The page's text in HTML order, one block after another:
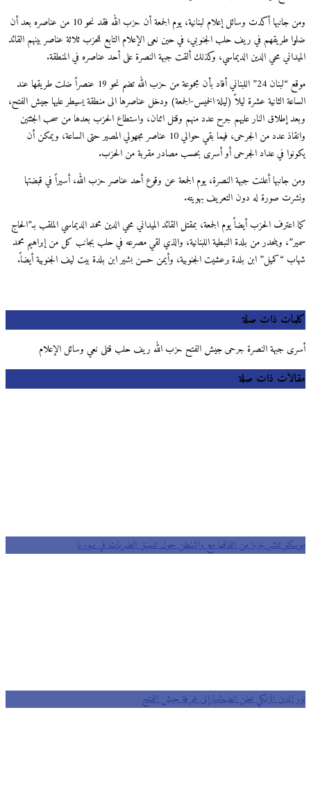
ومن جانبها أكدت وسائل إعلام لبنانية، يوم الجمعة أن حزب الله فقد نحو 10 من عناصره بعد أن
ضلوا طريقهم في ريف حلب الجنوبي، في حين نعى الإعلام التابع للحزب ثلاثة عناصر بينهم القائد
الميداني محي الدين الديماسي، وكذلك ألقت جبهة النصرة على أحد عناصره في المنطقة.
موقع “لبنان 24” اللبناني أفاد بأن مجموعة من حزب الله تضم نحو 19 عنصراً ضلت طريقها عند
الساعة الثانية عشرة ليلاً (ليلة الخميس-الجمعة) ودخل عناصرها الى منطقة يسيطر عليها جيش الفتح،
وبعد إطلاق النار عليهم جرح عدد منهم وقتل اثنان، واستطاع الحزب بعدها من سحب الجثتين
وانقاذ عدد من الجرحى، فيما بقي حوالي 10 عناصر مجهولي المصير حتى الساعة، ويمكن أن
يكونوا في عداد الجرحى أو أسرى بحسب مصادر مقربة من الحزب.
ومن جانبها أعلنت جبهة النصرة، يوم الجمعة عن وقوع أحد عناصر حزب الله، أسيراً في قبضتها
ونشرت صورة له دون التعريف بهويته.
كما اعترف الحزب أيضاً يوم الجمعة، بمقتل القائد الميداني محي الدين محمد الديماسي الملقب بـ”الحاج
سمير”، وينحدر من بلدة النبطية اللبنانية، والذي لقي مصرعه في حلب بجانب كل من إبراهيم محمد
شهاب “كميل” ابن بلدة برعشيت الجنوبية، وأيمن حسن بشير ابن بلدة بيت ليف الجنوبية أيضاً.
كلمات ذات صلة
أسرى جبهة النصرة جرحى جيش الفتح حزب الله ريف حلب قتلى نعي وسائل الإعلام
مقالات ذات صلة
موسكو تنشر جزءا من اتفاقها مع واشنطن حول تنسيق الضربات في سوريا
نور الدين الزنكي تعلن انضمامها إلى غرفة جيش الفتح